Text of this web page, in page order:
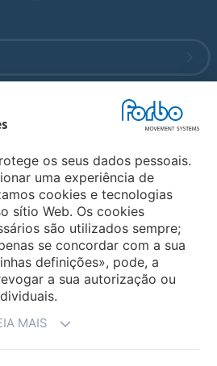
os seus dados pessoais.
uma experiência de
cookies e tecnologias
sítio Web. Os cookies
são utilizados sempre;
se concordar com a sua
definições», pode, a
a sua autorização ou
MAIS